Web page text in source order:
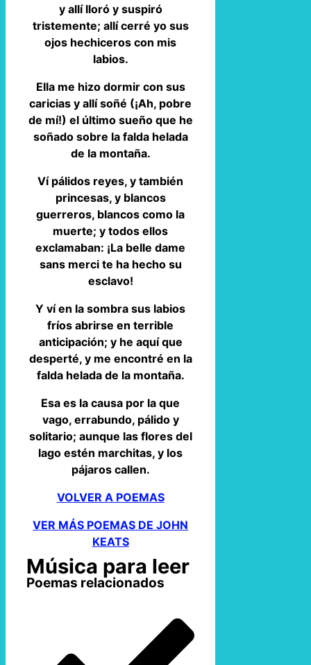
y allí lloró y suspiró
tristemente; allí cerré yo sus
ojos hechiceros con mis
labios.
Ella me hizo dormir con sus
caricias y allí soñé (¡Ah, pobre
de mí!) el último sueño que he
soñado sobre la falda helada
de la montaña.
Ví pálidos reyes, y también
princesas, y blancos
guerreros, blancos como la
muerte; y todos ellos
exclamaban: ¡La belle dame
sans merci te ha hecho su
esclavo!
Y ví en la sombra sus labios
fríos abrirse en terrible
anticipación; y he aquí que
desperté, y me encontré en la
falda helada de la montaña.
Esa es la causa por la que
vago, errabundo, pálido y
solitario; aunque las flores del
lago estén marchitas, y los
pájaros callen.
VOLVER A POEMAS
VER MÁS POEMAS DE JOHN
KEATS
Música para leer
Poemas relacionados